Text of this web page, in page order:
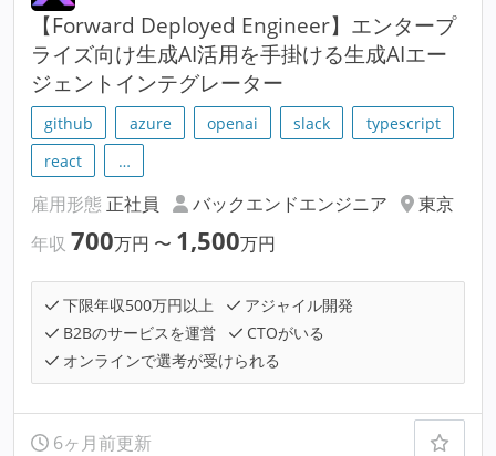
【Forward Deployed Engineer】エンタープ
ライズ向け生成AI活用を手掛ける生成AIエー
ジェントインテグレーター
github azure openai slack
typescript
react
…
雇用形態 正社員 バックエンドエンジニア
東京
年収 700万円 〜 1,500万円
下限年収500万円以上
アジャイル開発
B2Bのサービスを運営
CTOがいる
オンラインで選考が受けられる
6ヶ月前更新